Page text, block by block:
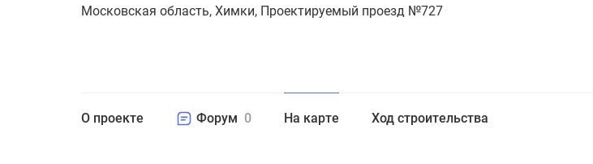
Московская область Химки Проектируемый проезд №727
О проекте Форум 0 На карте Ход строительства